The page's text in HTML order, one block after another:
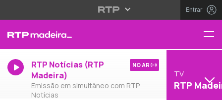
Entrar
RTP Notícias (RTP
Madeira)
Emissão em simultâneo com RTP
Notícias
NO AR
TV
RTP